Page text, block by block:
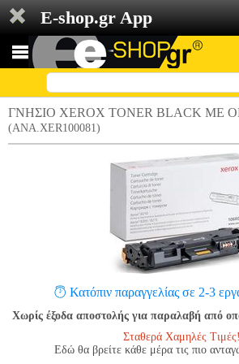
E-shop.gr App
ΓΝΗΣΙΟ XEROX TONER BLACK ΜΕ
(ANA.XER100081)
Κατόπιν παραγγελίας σε 2-3
Χωρίς έξοδα αποστολής για παραλαβή από
Σταθερά Χαμηλές Τιμές!
Εδώ θα βρείτε κάθε μέρα τις πιο